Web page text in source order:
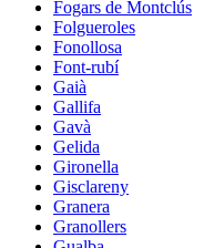
Fogars de Montclús
Folgueroles
Fonollosa
Font-rubí
Gaià
Gallifa
Gavà
Gelida
Gironella
Gisclareny
Granera
Granollers